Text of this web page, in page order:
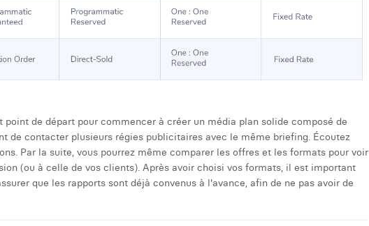
de départ pour commencer à créer un média plan solide composé de
de contacter plusieurs régies publicitaires avec le même briefing. Écoutez
Par la suite, vous pourrez même comparer les offres et les formats pour voir
(ou à celle de vos clients). Après avoir choisi vos formats, il est important
que les rapports sont déjà convenus à l'avance, afin de ne pas avoir de